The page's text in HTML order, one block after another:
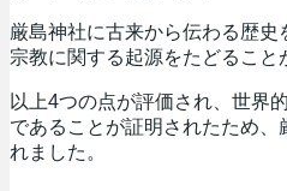
厳島神社に古来から伝わる歴
宗教に関する起源をたどること
以上4つの点が評価され、世界
であることが証明されたため、
れました。